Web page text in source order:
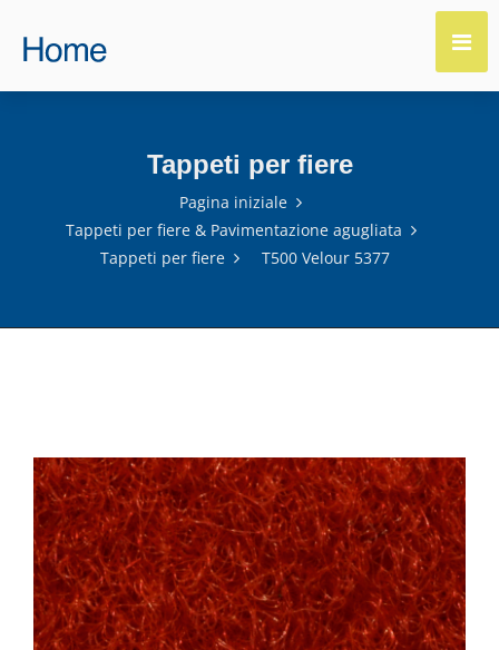
Tappeti per fiere
Pagina iniziale
Tappeti per fiere & Pavimentazione agugliata
Tappeti per fiere
T500 Velour 5377